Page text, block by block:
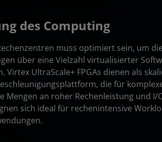
des Computing
muss optimiert sein, um
über eine Vielzahl virtualisierter
Virtex UltraScale+ FPGAs dienen als
die für
Mengen an roher Rechenleistung und I/
sich ideal für rechenintensive